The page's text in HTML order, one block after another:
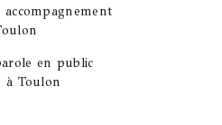
en public
à Toulon